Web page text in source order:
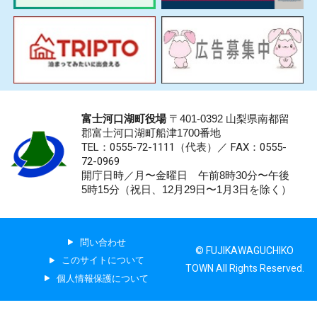
富士河口湖町役場〒401-0392 山梨県南都留
郡富士河口湖町船津1700番地
TEL：0555-72-1111 （代表）／ FAX：0555-
72-0969
開庁日時／月〜金曜日 午前8時30分〜午後
5時15分（祝日、12月29日〜1月3日を除く）
問い合わせ
このサイトについて
個人情報保護について
© FUJIKAWAGUCHIKO
TOWN All Rights Reserved.